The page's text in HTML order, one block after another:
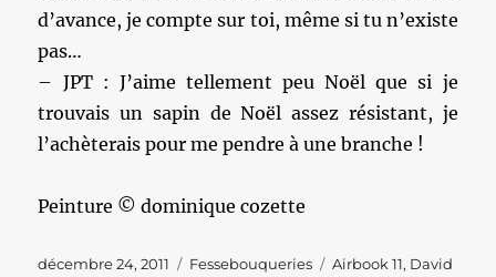
d’avance, je compte sur toi, même si tu n’existe
pas…
– JPT : J’aime tellement peu Noël que si je
trouvais un sapin de Noël assez résistant, je
l’achèterais pour me pendre à une branche !
Peinture © dominique cozette
Publié
décembre 24, 2011 Catégories
Fessebouqueries Étiquettes
Airbook 11, David